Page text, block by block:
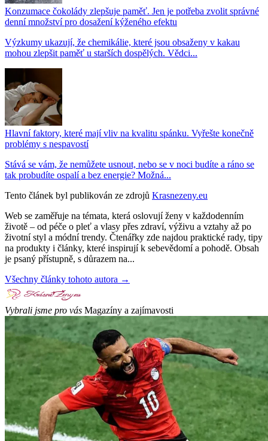
Konzumace čokolády zlepšuje paměť. Jen je potřeba zvolit správné
denní množství pro dosažení kýženého efektu
Výzkumy ukazují, že chemikálie, které jsou obsaženy v kakau
mohou zlepšit paměť u starších dospělých. Vědci...
Hlavní faktory, které mají vliv na kvalitu spánku. Vyřešte konečně
problémy s nespavostí
Stává se vám, že nemůžete usnout, nebo se v noci budíte a ráno se
tak probudíte ospalí a bez energie? Možná...
Tento článek byl publikován ze zdrojů Krasnezeny.eu
Web se zaměřuje na témata, která oslovují ženy v každodenním
životě – od péče o pleť a vlasy přes zdraví, výživu a vztahy až po
životní styl a módní trendy. Čtenářky zde najdou praktické rady, tipy
na produkty i články, které inspirují k sebevědomí a pohodě. Obsah
je psaný přístupně, s důrazem na...
Všechny články tohoto autora →
Vybrali jsme pro vás Magazíny a zajímavosti